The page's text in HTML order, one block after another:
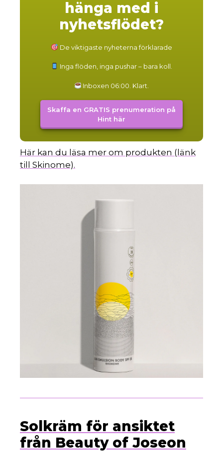
hänga med i
nyhetsflödet?
De viktigaste nyheterna förklarade
Inga flöden, inga pushar – bara koll.
Inboxen 06:00. Klart.
Skaffa en GRATIS prenumeration på
Hint här
Här kan du läsa mer om produkten (länk
till Skinome).
Solkräm för ansiktet
från Beauty of Joseon